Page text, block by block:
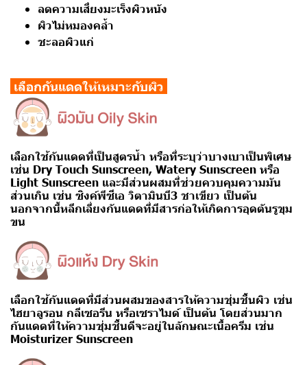
ลดความเสี่ยงมะเร็งผิวหนัง
ผิวไม่หมองคล้ำ
ชะลอผิวแก่
เลือกกันแดดให้เหมาะกับผิว
เลือกใช้กันแดดที่เป็นสูตรน้ำ หรือที่ระบุว่าบางเบาเป็นพิเศษ
เช่น Dry Touch Sunscreen, Watery Sunscreen หรือ
Light Sunscreen และมีส่วนผสมที่ช่วยควบคุมความมัน
ส่วนเกิน เช่น ซิงค์พีซีเอ วิตามินบี3 ชาเขียว เป็นต้น
นอกจากนี้หลีกเลี่ยงกันแดดที่มีสารก่อให้เกิดการอุดตันรูขุม
ขน
เลือกใช้กันแดดที่มีส่วนผสมของสารให้ความชุ่มชื้นผิว เช่น
ไฮยาลูรอน กลีเซอรีน หรือเซราไมด์ เป็นต้น โดยส่วนมาก
กันแดดที่ให้ความชุ่มชื้นดีจะอยู่ในลักษณะเนื้อครีม เช่น
Moisturizer Sunscreen